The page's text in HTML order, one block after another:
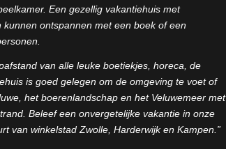
Een gezellig vakantiehuis met
ontspannen met een boek of een
van alle leuke boetiekjes, horeca, de
is goed gelegen om de omgeving te voet of
het boerenlandschap en het Veluwemeer met
Beleef een onvergetelijke vakantie in onze
van winkelstad Zwolle, Harderwijk en Kampen.”